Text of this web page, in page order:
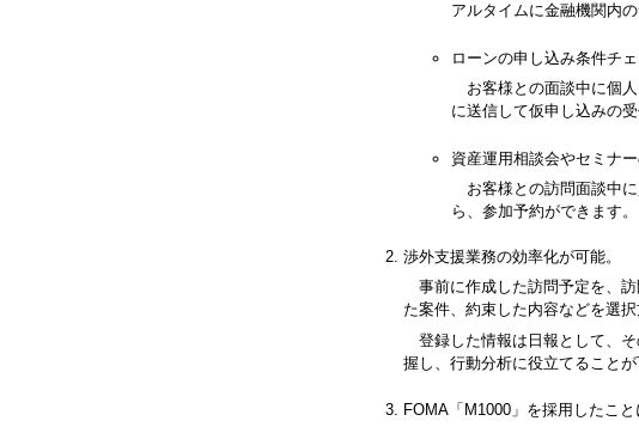
アルタイムに金融機関内
ローンの申し込み条件チ
お客様との面談中に個
に送信して仮申し込みの受
資産運用相談会やセミナ
お客様との訪問面談中
ら、参加予約ができます。
渉外支援業務の効率化が可能。
事前に作成した訪問予定を、
た案件、約束した内容などを選
登録した情報は日報として、
握し、行動分析に役立てることが
FOMA「M1000」を採用したこ